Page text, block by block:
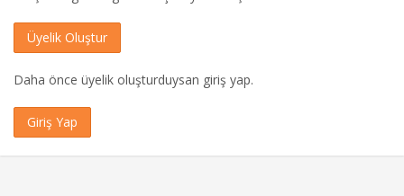
Üyelik Oluştur
Daha önce üyelik oluşturduysan giriş yap.
Giriş Yap